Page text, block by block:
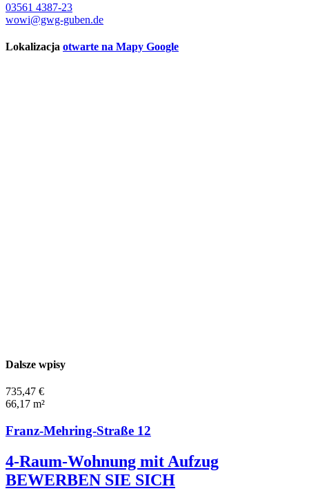
03561 4387-23
wowi@gwg-guben.de
Lokalizacja otwarte na Mapy Google
Dalsze wpisy
735,47 €
66,17 m²
Franz-Mehring-Straße 12
4-Raum-Wohnung mit Aufzug
BEWERBEN SIE SICH